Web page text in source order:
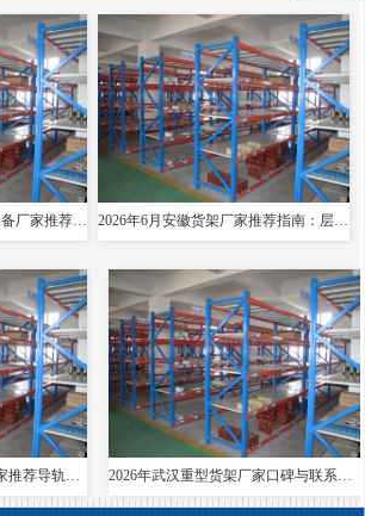
2026年5月隔断龙骨成型设备厂家推荐指南：导轨成型设备消防箱光伏支架货架夸梁公司优选！ 2026年6月安徽货架厂家推荐指南：层板货架悬臂贯通双伸位公司优选！
2026隔断龙骨成型设备厂家推荐导轨成型设备货架夸梁层板生产线电缆桥架厂家优选指南！ 2026年武汉重型货架厂家口碑与联系方式全解析